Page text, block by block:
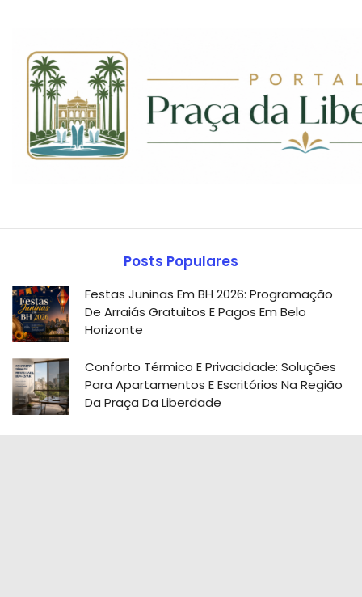
Posts Populares
Festas Juninas Em BH 2026: Programação
De Arraiás Gratuitos E Pagos Em Belo
Horizonte
Conforto Térmico E Privacidade: Soluções
Para Apartamentos E Escritórios Na Região
Da Praça Da Liberdade